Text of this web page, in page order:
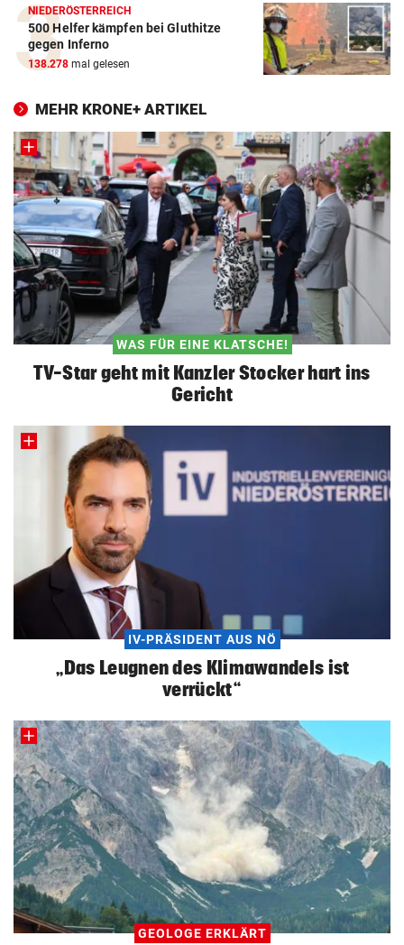
NIEDERÖSTERREICH
500 Helfer kämpfen bei Gluthitze
gegen Inferno
138.278 mal gelesen
MEHR KRONE+ ARTIKEL
WAS FÜR EINE KLATSCHE!
TV-Star geht mit Kanzler Stocker hart ins
Gericht
IV-PRÄSIDENT AUS NÖ
„Das Leugnen des Klimawandels ist
verrückt“
GEOLOGE ERKLÄRT